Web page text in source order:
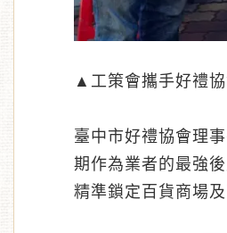
▲工策會攜手好禮協
臺中市好禮協會理
期作為業者的最強
精準鎖定百貨商場